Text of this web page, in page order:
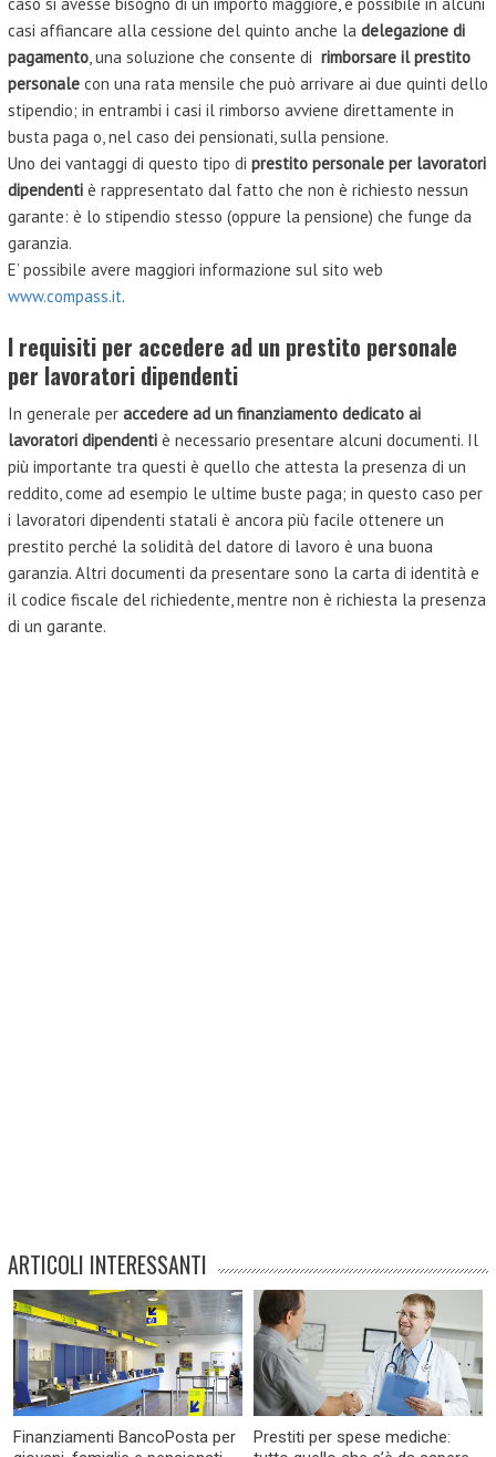
casi affiancare alla cessione del quinto anche ladelegazione di
pagamento, una soluzione che consente di rimborsare il prestito
personalecon una rata mensile che può arrivare ai due quinti dello
stipendio; in entrambi i casi il rimborso avviene direttamente in
busta paga o, nel caso dei pensionati, sulla pensione.
Uno dei vantaggi di questo tipo di prestito personale per lavoratori
dipendentiè rappresentato dal fatto che non è richiesto nessun
garante: è lo stipendio stesso (oppure la pensione) che funge da
garanzia.
E’ possibile avere maggiori informazione sul sito web
www.compass.it.
I requisiti per accedere ad un prestito personale
per lavoratori dipendenti
In generale per accedere ad un finanziamento dedicato ai
lavoratori dipendentiè necessario presentare alcuni documenti. Il
più importante tra questi è quello che attesta la presenza di un
reddito, come ad esempio le ultime buste paga; in questo caso per
i lavoratori dipendenti statali è ancora più facile ottenere un
prestito perché la solidità del datore di lavoro è una buona
garanzia. Altri documenti da presentare sono la carta di identità e
il codice fiscale del richiedente, mentre non è richiesta la presenza
di un garante.
ARTICOLI INTERESSANTI
Finanziamenti BancoPosta per
Prestiti per spese mediche: